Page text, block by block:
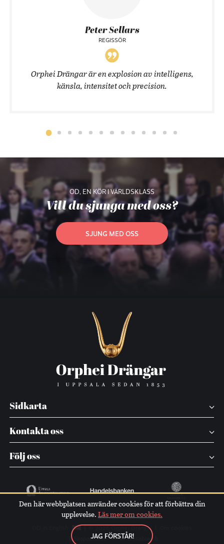
Peter Sellars
REGISSÖR
Orphei Drängar är en explosion av intelligens,
känsla, intensitet och precision.
OD, EN KÖR I VÄRLDSKLASS
Vill du sjunga med oss?
SJUNG MED OSS
Sidkarta
Kontakta oss
Följ oss
© 2026 Orphei Drängar
Skapad med
av Wasabiweb
Den här webbplatsen använder cookies för att förbättra din
upplevelse.Läs mer om cookies.
JAG FÖRSTÅR!